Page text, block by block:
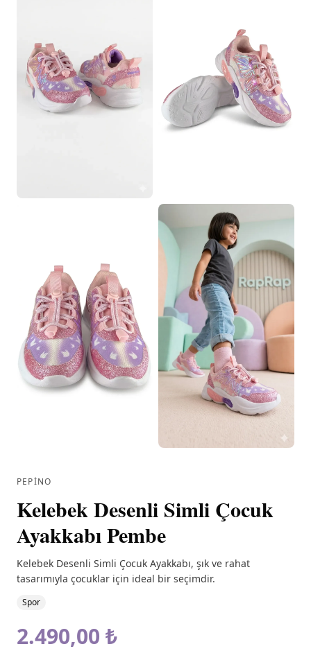
PEPINO
Kelebek Desenli Simli Çocuk
Ayakkabı Pembe
Kelebek Desenli Simli Çocuk Ayakkabı, şık ve rahat
tasarımıyla çocuklar için ideal bir seçimdir.
Spor
2.490,00 ₺